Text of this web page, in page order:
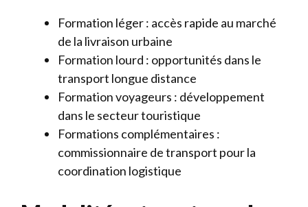
Formation léger : accès rapide au marché
de la livraison urbaine
Formation lourd : opportunités dans le
transport longue distance
Formation voyageurs : développement
dans le secteur touristique
Formations complémentaires :
commissionnaire de transport pour la
coordination logistique